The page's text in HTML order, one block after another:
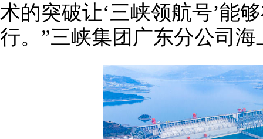
术的突破让‘三峡领航号’能
行。”三峡集团广东分公司